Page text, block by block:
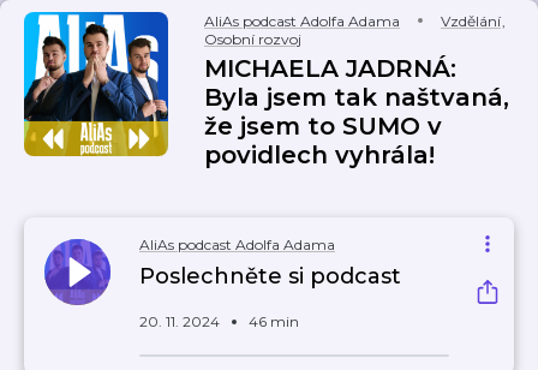
AliAs podcast Adolfa Adama Vzdělání,
Osobní rozvoj
MICHAELA JADRNÁ:
Byla jsem tak naštvaná,
že jsem to SUMO v
povidlech vyhrála!
AliAs podcast Adolfa Adama
Poslechněte si podcast
20. 11. 2024 46 min